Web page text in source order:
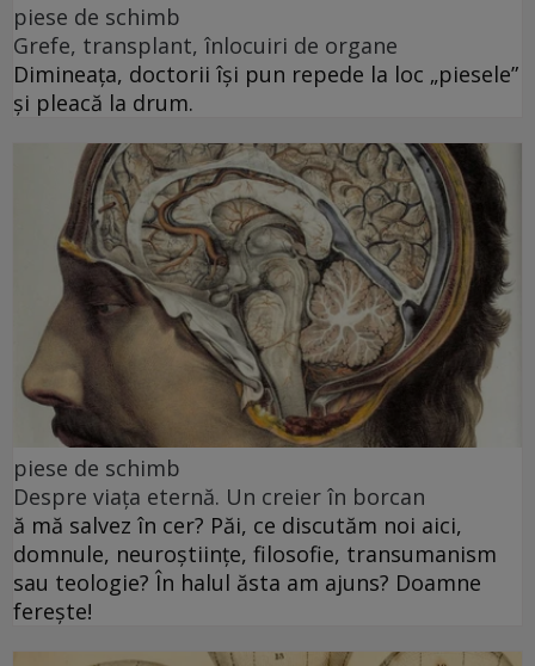
piese de schimb
Grefe, transplant, înlocuiri de organe
Dimineața, doctorii își pun repede la loc „piesele”
și pleacă la drum.
piese de schimb
Despre viața eternă. Un creier în borcan
ă mă salvez în cer? Păi, ce discutăm noi aici,
domnule, neuroștiințe, filosofie, transumanism
sau teologie? În halul ăsta am ajuns? Doamne
ferește!